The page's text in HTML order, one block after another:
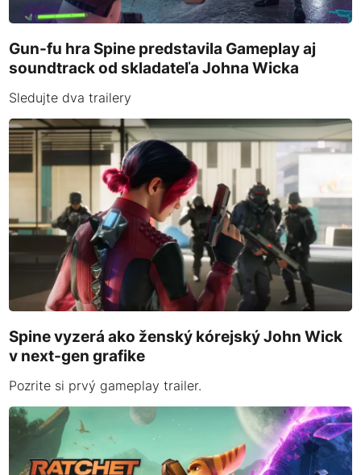
Gun-fu hra Spine predstavila Gameplay aj
soundtrack od skladateľa Johna Wicka
Sledujte dva trailery
Spine vyzerá ako ženský kórejský John Wick
v next-gen grafike
Pozrite si prvý gameplay trailer.